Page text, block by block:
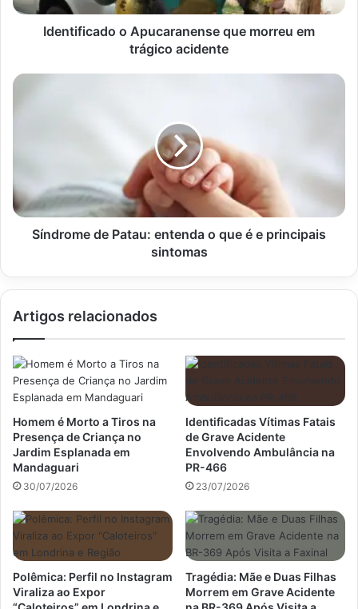
Identificado o Apucaranense que morreu em
trágico acidente
Síndrome
e
principais
sintomas
Síndrome de Patau: entenda o que é e principais
sintomas
Artigos relacionados
Homem é Morto a Tiros na
Presença de Criança no
Jardim Esplanada em
Mandaguari
30/07/2026
Identificadas Vítimas Fatais
de Grave Acidente
Envolvendo Ambulância na
PR-466
23/07/2026
Polêmica: Perfil no Instagram
Viraliza ao Expor
Tragédia: Mãe e Duas Filhas
Morrem em Grave Acidente